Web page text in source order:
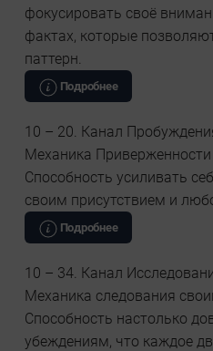
фокусировать своё
фактах, которые
паттерн.
Подробнее
10 – 20. Канал
Механика
Способность усиливать
своим присутствием и
Подробнее
10 – 34. Канал
Механика следования
Способность настолько
убеждениям, что каждое